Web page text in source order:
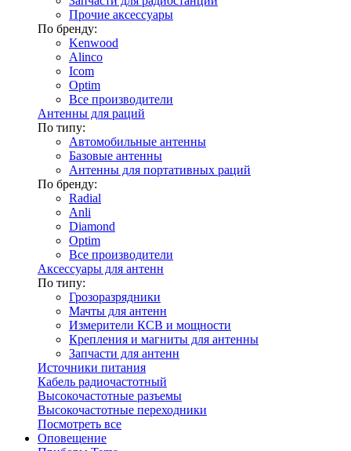
Прочие аксессуары
По бренду:
Kenwood
Alinco
Icom
Optim
Все производители
Антенны для раций
По типу:
Автомобильные антенны
Базовые антенны
Антенны для портативных раций
По бренду:
Radial
Anli
Diamond
Optim
Все производители
Аксессуары для антенн
По типу:
Грозоразрядники
Мачты для антенн
Измерители КСВ и мощности
Крепления и магниты для антенны
Запчасти для антенн
Источники питания
Кабель радиочастотный
Высокочастотные разъемы
Высокочастотные переходники
Посмотреть все
Оповещение